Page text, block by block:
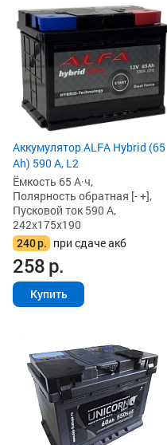
Аккумулятор ALFA Hybrid (65
Ah) 590 А, L2
Ёмкость 65 А·ч,
Полярность обратная [- +],
Пусковой ток 590 А,
242x175x190
240р. при сдаче акб
258р.
Купить